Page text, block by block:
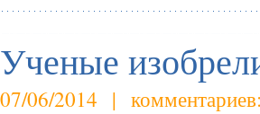
Ученые
07/06/2014 |